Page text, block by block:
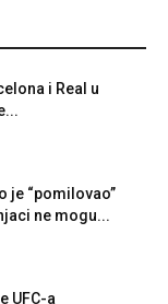
i Real u
je “pomilovao”
ne mogu...
UFC-a